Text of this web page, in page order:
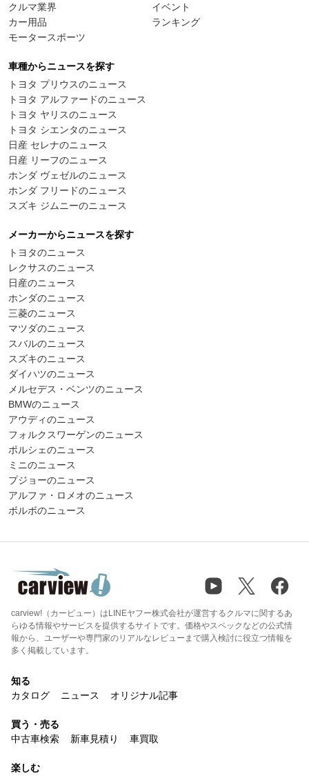
クルマ業界
カー用品
モータースポーツ
イベント
ランキング
車種からニュースを探す
トヨタ プリウスのニュース
トヨタ アルファードのニュース
トヨタ ヤリスのニュース
トヨタ シエンタのニュース
日産 セレナのニュース
日産 リーフのニュース
ホンダ ヴェゼルのニュース
ホンダ フリードのニュース
スズキ ジムニーのニュース
メーカーからニュースを探す
トヨタのニュース
レクサスのニュース
日産のニュース
ホンダのニュース
三菱のニュース
マツダのニュース
スバルのニュース
スズキのニュース
ダイハツのニュース
メルセデス・ベンツのニュース
BMWのニュース
アウディのニュース
フォルクスワーゲンのニュース
ポルシェのニュース
ミニのニュース
プジョーのニュース
アルファ・ロメオのニュース
ボルボのニュース
carview!（カービュー）はLINEヤフー株式会社が運営するクルマに関するあ
らゆる情報やサービスを提供するサイトです。価格やスペックなどの公式情
報から、ユーザーや専門家のリアルなレビューまで購入検討に役立つ情報を
多く掲載しています。
知る
カタログ
ニュース オリジナル記事
買う・売る
中古車検索
新車見積り 車買取
楽しむ